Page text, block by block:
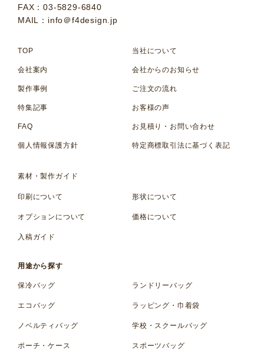
FAX：03-5829-6840
MAIL：info＠f4design.jp
TOP 当社について
会社案内 会社からのお知らせ
製作事例 ご注文の流れ
特集記事 お客様の声
FAQ お見積り・お問い合わせ
個人情報保護方針 特定商標取引法に基づく表記
素材・製作ガイド
印刷について 形状について
オプションについて 価格について
入稿ガイド
用途から探す
保冷バッグ ランドリーバッグ
エコバッグ ラッピング・巾着袋
ノベルティバッグ 学校・スクールバッグ
ポーチ・ケース スポーツバッグ